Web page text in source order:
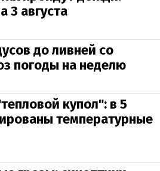
3 августа
до ливней со
погоды на неделю
купол": в 5
температурные